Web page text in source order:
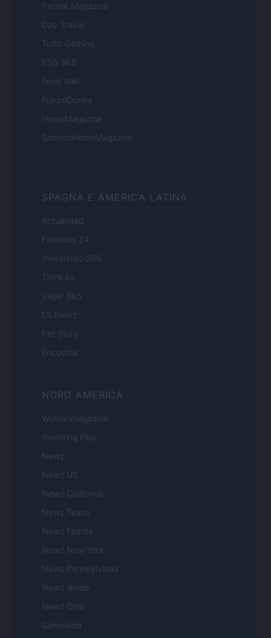
People Magazine
Day Travel
Tutto Gaming
ESG 365
Food Wiki
FuturoDonna
HomeMagazine
SecondHomeMagazine
SPAGNA E AMERICA LATINA
Actualidad
Finanzas 24
Investindo 365
Think.es
Viajar 365
ES Newz
Pet Story
Encocina
NORD AMERICA
Womanmagazine
Investing Plus
Newz
Newz US
Newz California
Newz Texas
Newz Florida
Newz New York
Newz Pennsylvania
Newz Illinois
Newz Ohio
Gameland